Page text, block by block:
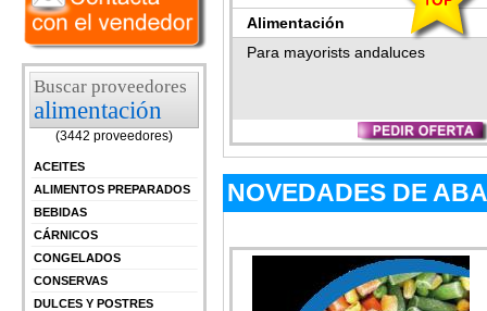
Buscar proveedores
alimentación
(3442 proveedores)
ACEITES
ALIMENTOS PREPARADOS
BEBIDAS
CÁRNICOS
CONGELADOS
CONSERVAS
DULCES Y POSTRES
Alimentación
Para mayorists andaluces
NOVEDADES DE